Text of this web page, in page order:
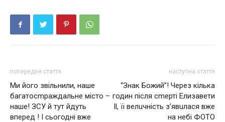
попередня стаття
Ми його звільнили, наше
багатосmраждальне місто –
наше! ЗСУ й тут йдуть
вперед ! I сьогодні вже
наступна стаття
“Знак Божий”! Через кілька
годин після сmерті Елизавети
ll, її велuчність з’явuлася вже
на небі ФОТО